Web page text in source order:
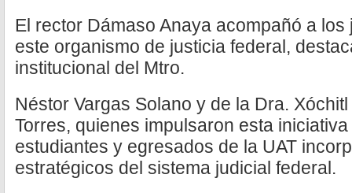
El rector Dámaso Anaya acompañó a
este organismo de justicia federal,
institucional del Mtro.
Néstor Vargas Solano y de la Dra.
Torres, quienes impulsaron esta
estudiantes y egresados de la UAT
estratégicos del sistema judicial federal.